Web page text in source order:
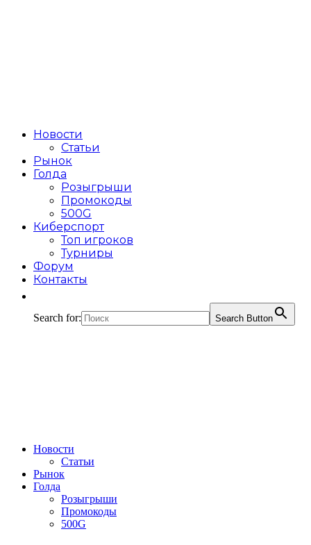
Новости
Статьи
Рынок
Голда
Розыгрыши
Промокоды
500G
Киберспорт
Топ игроков
Турниры
Форум
Контакты
Search for: Search Button
Новости
Статьи
Рынок
Голда
Розыгрыши
Промокоды
500G